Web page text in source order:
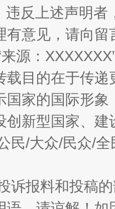
衣” 如何以
术幻境
违反上述声明
有意见，请向
来源：
载目的在于传
国家的国际形
创新型国家、
民/大众/民众/
诉报料和投稿